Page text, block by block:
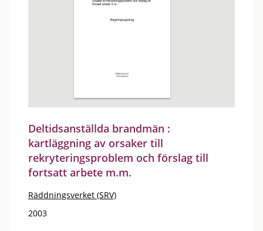
Deltidsanställda brandmän :
kartläggning av orsaker till
rekryteringsproblem och förslag till
fortsatt arbete m.m.
Räddningsverket (SRV)
2003